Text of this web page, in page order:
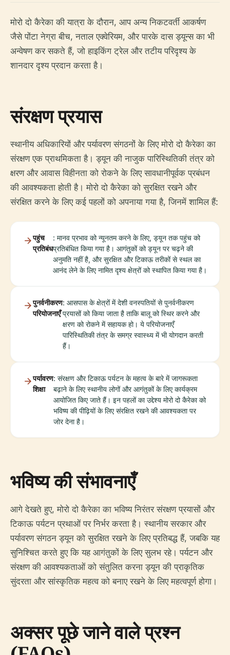
मोरो दो कैरेका की यात्रा के दौरान, आप अन्य निकटवर्ती आकर्षण
जैसे पोंटा नेग्रा बीच, नताल एक्वेरियम, और पारके दास ड्यून्स का भी
अन्वेषण कर सकते हैं, जो हाइकिंग ट्रेल और तटीय परिदृश्य के
शानदार दृश्य प्रदान करता है।
संरक्षण प्रयास
स्थानीय अधिकारियों और पर्यावरण संगठनों के लिए मोरो दो कैरेका का
संरक्षण एक प्राथमिकता है। ड्यून की नाजुक पारिस्थितिकी तंत्र को
क्षरण और आवास विहीनता को रोकने के लिए सावधानीपूर्वक प्रबंधन
की आवश्यकता होती है। मोरो दो कैरेका को सुरक्षित रखने और
संरक्षित करने के लिए कई पहलों को अपनाया गया है, जिनमें शामिल हैं:
पहुंच
प्रतिबंध
: मानव प्रभाव को न्यूनतम करने के लिए, ड्यून तक पहुंच को
प्रतिबंधित किया गया है। आगंतुकों को ड्यून पर चढ़ने की
अनुमति नहीं है, और सुरक्षित और टिकाऊ तरीकों से स्थल का
आनंद लेने के लिए नामित दृश्य क्षेत्रों को स्थापित किया गया है।
पुनर्वनीकरण
परियोजनाएँ
: आसपास के क्षेत्रों में देशी वनस्पतियों से पुनर्वनीकरण
प्रयासों को किया जाता है ताकि बालू को स्थिर करने और
क्षरण को रोकने में सहायक हो। ये परियोजनाएँ
पारिस्थितिकी तंत्र के समग्र स्वास्थ्य में भी योगदान करती
हैं।
पर्यावरण
शिक्षा
: संरक्षण और टिकाऊ पर्यटन के महत्व के बारे में जागरूकता
बढ़ाने के लिए स्थानीय लोगों और आगंतुकों के लिए कार्यक्रम
आयोजित किए जाते हैं। इन पहलों का उद्देश्य मोरो दो कैरेका को
भविष्य की पीढ़ियों के लिए संरक्षित रखने की आवश्यकता पर
जोर देना है।
भविष्य की संभावनाएँ
आगे देखते हुए, मोरो दो कैरेका का भविष्य निरंतर संरक्षण प्रयासों और
टिकाऊ पर्यटन प्रथाओं पर निर्भर करता है। स्थानीय सरकार और
पर्यावरण संगठन ड्यून को सुरक्षित रखने के लिए प्रतिबद्ध हैं, जबकि यह
सुनिश्चित करते हुए कि यह आगंतुकों के लिए सुलभ रहे। पर्यटन और
संरक्षण की आवश्यकताओं को संतुलित करना ड्यून की प्राकृतिक
सुंदरता और सांस्कृतिक महत्व को बनाए रखने के लिए महत्वपूर्ण होगा।
अक्सर पूछे जाने वाले प्रश्न